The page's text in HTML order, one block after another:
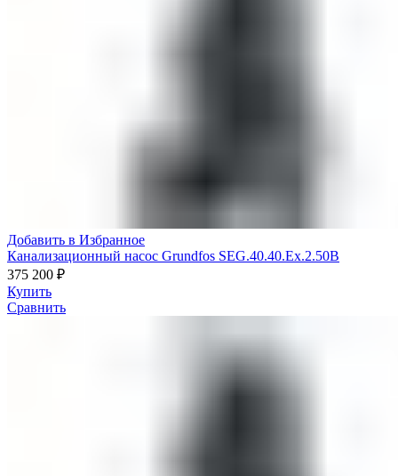
Добавить в Избранное
Канализационный насос Grundfos SEG.40.40.Ex.2.50B
375 200 ₽
Купить
Сравнить